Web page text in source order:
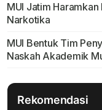
MUI Jatim
Narkotika
MUI Bentuk Tim
Naskah Akademik
Rekomendasi